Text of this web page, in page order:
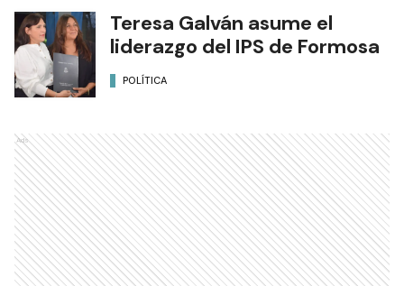
Teresa Galván asume el
liderazgo del IPS de Formosa
POLÍTICA
Ads